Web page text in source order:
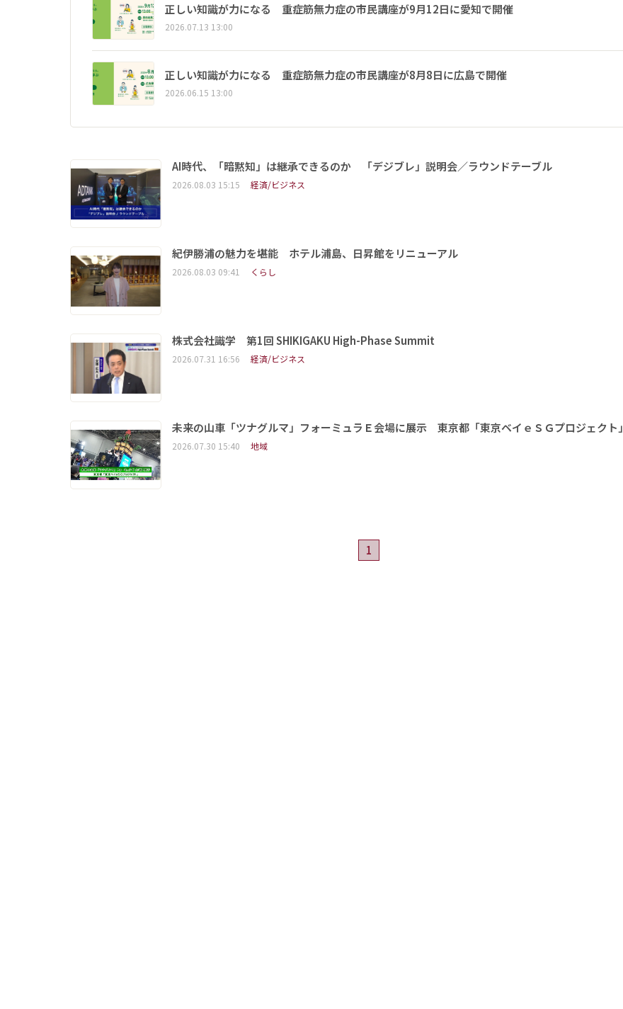
正しい知識が力になる 重症筋無力症の市民講座が9月12日に愛知で開催
2026.07.13 13:00
正しい知識が力になる 重症筋無力症の市民講座が8月8日に広島で開催
2026.06.15 13:00
AI時代、「暗黙知」は継承できるのか 「デジブレ」説明会／ラウンドテーブル
2026.08.03 15:15 経済/ビジネス
紀伊勝浦の魅力を堪能 ホテル浦島、日昇館をリニューアル
2026.08.03 09:41 くらし
株式会社識学 第1回 SHIKIGAKU High-Phase Summit
2026.07.31 16:56 経済/ビジネス
未来の山車「ツナグルマ」フォーミュラＥ会場に展示 東京都「東京ベイｅＳＧプロジェクト」
2026.07.30 15:40 地域
1